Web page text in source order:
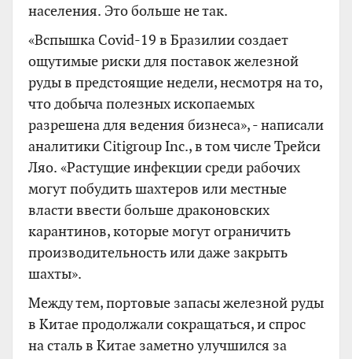
населения. Это больше не так.
«Вспышка Covid-19 в Бразилии создает
ощутимые риски для поставок железной
руды в предстоящие недели, несмотря на то,
что добыча полезных ископаемых
разрешена для ведения бизнеса», - написали
аналитики Citigroup Inc., в том числе Трейси
Ляо. «Растущие инфекции среди рабочих
могут побудить шахтеров или местные
власти ввести больше драконовских
карантинов, которые могут ограничить
производительность или даже закрыть
шахты».
Между тем, портовые запасы железной руды
в Китае продолжали сокращаться, и спрос
на сталь в Китае заметно улучшился за